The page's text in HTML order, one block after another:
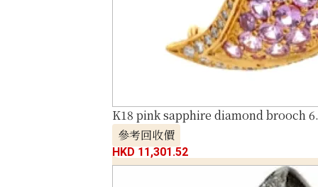
K18 pink sapphire diamond brooch
參考回收價
HKD 11,301.52